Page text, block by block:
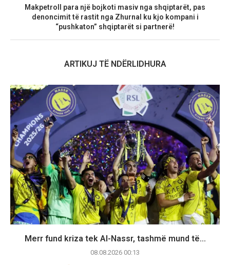
Makpetroll para një bojkoti masiv nga shqiptarët, pas
denoncimit të rastit nga Zhurnal ku kjo kompani i
“pushkaton” shqiptarët si partnerë!
ARTIKUJ TË NDËRLIDHURA
Merr fund kriza tek Al-Nassr, tashmë mund të...
08.08.2026 00:13